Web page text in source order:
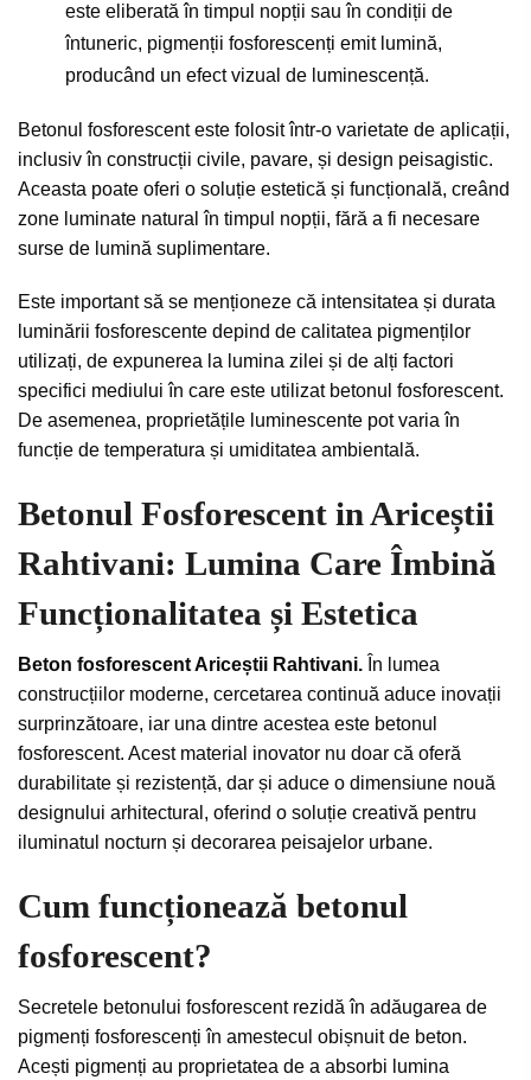
este eliberată în timpul nopții sau în condiții de
întuneric, pigmenții fosforescenți emit lumină,
producând un efect vizual de luminescență.
Betonul fosforescent este folosit într-o varietate de aplicații,
inclusiv în construcții civile, pavare, și design peisagistic.
Aceasta poate oferi o soluție estetică și funcțională, creând
zone luminate natural în timpul nopții, fără a fi necesare
surse de lumină suplimentare.
Este important să se menționeze că intensitatea și durata
luminării fosforescente depind de calitatea pigmenților
utilizați, de expunerea la lumina zilei și de alți factori
specifici mediului în care este utilizat betonul fosforescent.
De asemenea, proprietățile luminescente pot varia în
funcție de temperatura și umiditatea ambientală.
Betonul Fosforescent in Ariceștii
Rahtivani: Lumina Care Îmbină
Funcționalitatea și Estetica
Beton fosforescent Ariceștii Rahtivani. În lumea
construcțiilor moderne, cercetarea continuă aduce inovații
surprinzătoare, iar una dintre acestea este betonul
fosforescent. Acest material inovator nu doar că oferă
durabilitate și rezistență, dar și aduce o dimensiune nouă
designului arhitectural, oferind o soluție creativă pentru
iluminatul nocturn și decorarea peisajelor urbane.
Cum funcționează betonul
fosforescent?
Secretele betonului fosforescent rezidă în adăugarea de
pigmenți fosforescenți în amestecul obișnuit de beton.
Acești pigmenți au proprietatea de a absorbi lumina